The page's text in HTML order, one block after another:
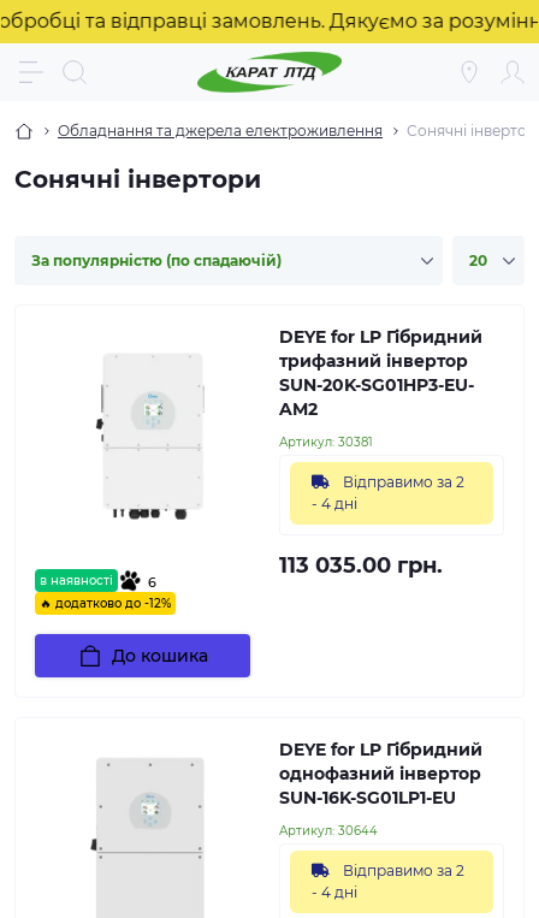
та відправці замовлень. Дякуємо за розуміння! ❤️
Обладнання та джерела електроживлення Сонячні
Сонячні інвертори
в наявності 6
🔥 додатково до -12%
DEYE for LP Гібридний
трифазний інвертор
SUN-20K-SG01HP3-EU-
AM2
Артикул: 30381
Відправимо за 2
- 4 дні
113 035.00 грн.
До кошика
DEYE for LP Гібридний
однофазний інвертор
SUN-16K-SG01LP1-EU
Артикул: 30644
Відправимо за 2
- 4 дні